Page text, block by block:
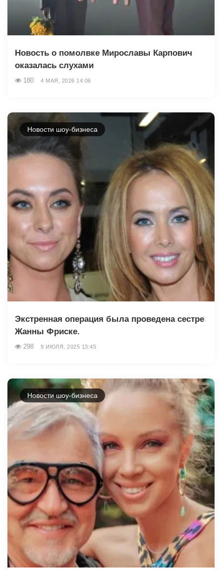
Новость о помолвке Мирославы Карпович
оказалась слухами
180 4 МАЯ, 2026 14:06
Новости шоу-бизнеса
Экстренная операция была проведена сестре
Жанны Фриске.
298 9 ИЮЛЯ, 2025 13:45
Новости шоу-бизнеса